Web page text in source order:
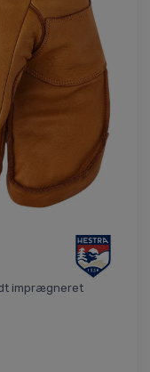
imprægneret